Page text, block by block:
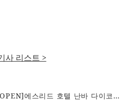
사 리스트 >
에스리드 호텔 난바 다이코쿠초